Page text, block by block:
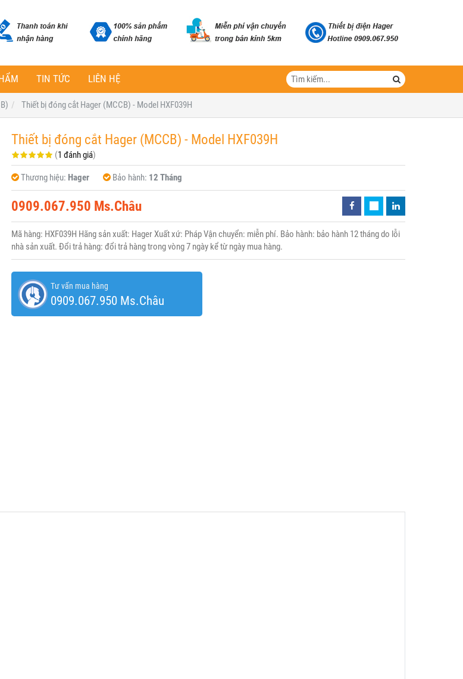
TIN TỨC LIÊN HỆ
Thiết bị đóng cắt Hager (MCCB) - Model HXF039H
Thiết bị đóng cắt Hager (MCCB) - Model HXF039H
(1 đánh giá)
Thương hiệu: Hager Bảo hành: 12 Tháng
0909.067.950 Ms.Châu
Mã hàng: HXF039H Hãng sản xuất: Hager Xuất xứ: Pháp Vận chuyển: miễn phí. Bảo hành: bảo hành 12 tháng do lỗi
nhà sản xuất. Đổi trả hàng: đổi trả hàng trong vòng 7 ngày kể từ ngày mua hàng.
Tư vấn mua hàng
0909.067.950 Ms.Châu